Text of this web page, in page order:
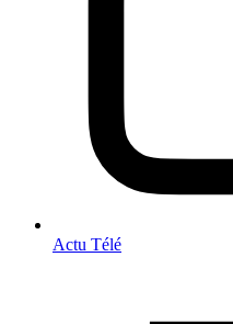
Actu Télé